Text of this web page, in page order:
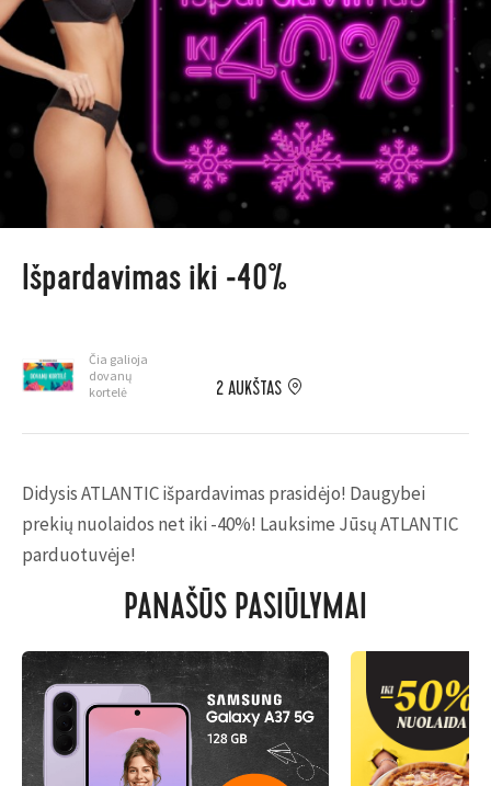
Išpardavimas iki -40%
Čia galioja
dovanų
kortelė
2 AUKŠTAS
Didysis ATLANTIC išpardavimas prasidėjo! Daugybei
prekių nuolaidos net iki -40%! Lauksime Jūsų ATLANTIC
parduotuvėje!
PANAŠŪS PASIŪLYMAI